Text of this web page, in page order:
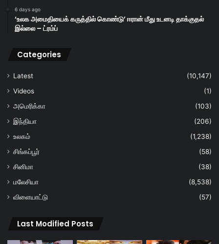
6 days ago
‘உலக அமைதியைக் கருத்தில் கொண்டு’ ஈரான் மீது உடனடி தாக்குதல்
இல்லை – ட்ரம்ப்
Categories
Latest
(10,147)
Videos
(1)
அமெரிக்கா
(103)
இந்தியா
(206)
உலகம்
(1,238)
சிங்கப்பூர்
(58)
சினிமா
(38)
மலேசியா
(8,538)
விளையாட்டு
(57)
Last Modified Posts